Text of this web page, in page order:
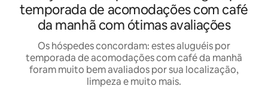
temporada de acomodações com café
da manhã com ótimas avaliações
Os hóspedes concordam: estes aluguéis por
temporada de acomodações com café da manhã
foram muito bem avaliados por sua localização,
limpeza e muito mais.